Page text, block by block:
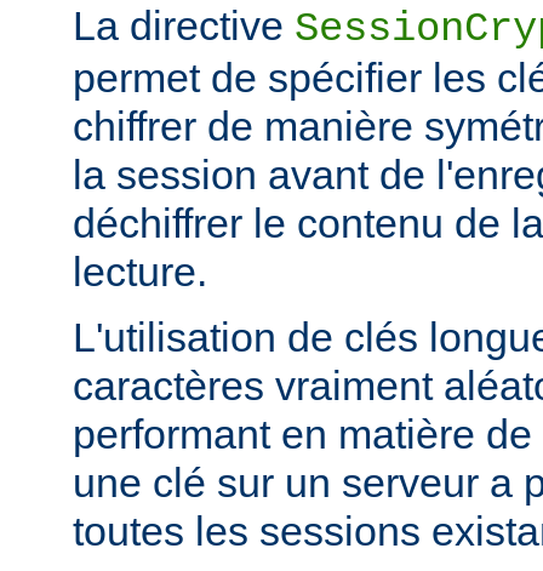
La directive
permet de spécifier les
chiffrer de manière
la session avant de
déchiffrer le contenu de
lecture.
L'utilisation de clés
caractères vraiment
performant en matière
une clé sur un serveur a
toutes les sessions